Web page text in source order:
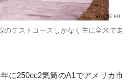
のテストコースしかなく主に全米で走
に250cc2気筒のA1でアメリカ市